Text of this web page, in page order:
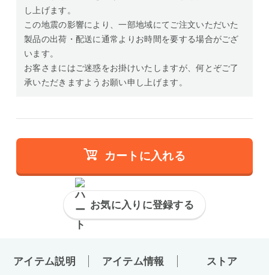
し上げます。
この地震の影響により、一部地域にてご注文いただいた
製品の出荷・配送に通常よりお時間を要する場合がござ
います。
お客さまにはご迷惑をお掛けいたしますが、何とぞご了
承いただきますようお願い申し上げます。
カートに入れる
お気に入りに登録する
アイテム説明 アイテム情報 ストア